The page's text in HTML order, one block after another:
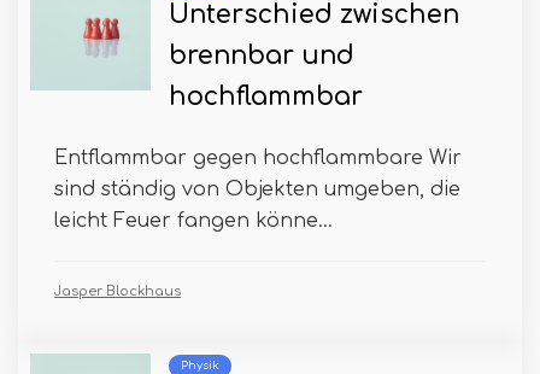
Unterschied zwischen
brennbar und
hochflammbar
Entflammbar gegen hochflammbare Wir
sind ständig von Objekten umgeben, die
leicht Feuer fangen könne...
Jasper Blockhaus
Physik